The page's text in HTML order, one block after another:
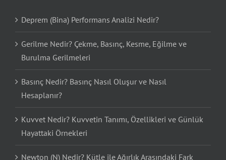
Deprem (Bina) Performans Analizi Nedir?
Gerilme Nedir? Çekme, Basınç, Kesme, Eğilme ve
Burulma Gerilmeleri
Basınç Nedir? Basınç Nasıl Oluşur ve Nasıl
Hesaplanır?
Kuvvet Nedir? Kuvvetin Tanımı, Özellikleri ve Günlük
Hayattaki Örnekleri
Newton (N) Nedir? Kütle ile Ağırlık Arasındaki Fark